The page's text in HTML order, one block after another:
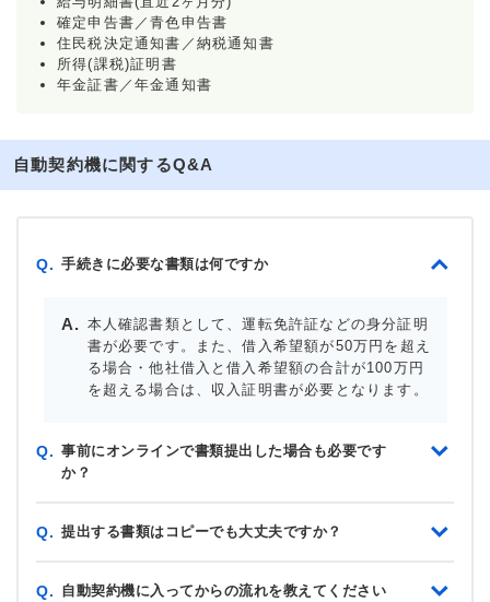
確定申告書／青色申告書
住民税決定通知書／納税通知書
所得(課税)証明書
年金証書／年金通知書
自動契約機に関するQ&A
Q. 手続きに必要な書類は何ですか
本人確認書類として、運転免許証などの身分証明
書が必要です。また、借入希望額が50万円を超え
る場合・他社借入と借入希望額の合計が100万円
を超える場合は、収入証明書が必要となります。
Q. 事前にオンラインで書類提出した場合も必要です
か？
Q. 提出する書類はコピーでも大丈夫ですか？
Q. 自動契約機に入ってからの流れを教えてください